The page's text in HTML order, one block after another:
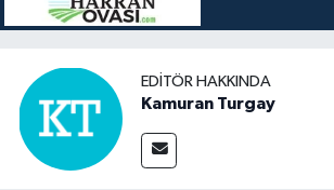
EDITÖR HAKKINDA
Kamuran Turgay